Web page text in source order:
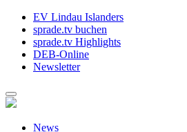
EV Lindau Islanders
sprade.tv buchen
sprade.tv Highlights
DEB-Online
Newsletter
News